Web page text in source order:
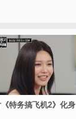
特务搞飞机2》化身